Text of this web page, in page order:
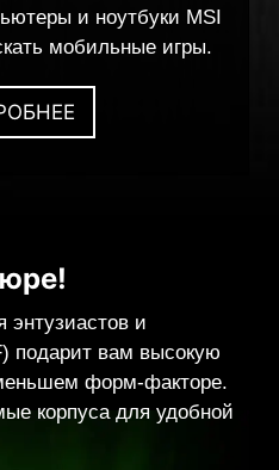
и ноутбуки MSI
мобильные игры.
энтузиастов и
подарит вам высокую
форм-факторе.
корпуса для удобной